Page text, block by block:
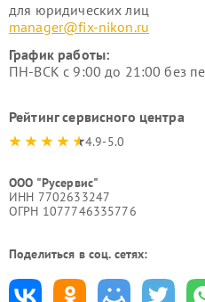
для юридических лиц
manager@fix-nikon.ru
График работы:
ПН-ВСК с 9:00 до 21:00 без
Рейтинг сервисного центра
4.9-5.0
ООО "Русервис"
ИНН 7702633247
ОГРН 1077746335776
Поделиться в соц. сетях: